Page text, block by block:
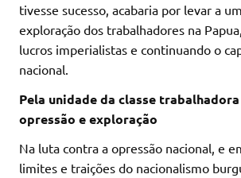
tivesse sucesso, acabaria por levar a
exploração dos trabalhadores na
lucros imperialistas e continuando o
nacional.
Pela unidade da classe
opressão e exploração
Na luta contra a opressão nacional, e
limites e traições do nacionalismo